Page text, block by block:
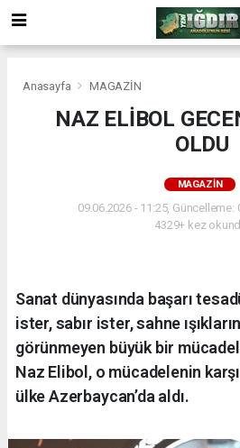
Anasayfa MAGAZİN
NAZ ELİBOL
OLDU
MAGAZİN
09.06.2026 - 11:25, Güncelleme:
4329+ kez
Sanat dünyasında başarı
ister, sabır ister, sahne
görünmeyen büyük bir
Naz Elibol, o mücadelenin
ülke Azerbaycan’da aldı.